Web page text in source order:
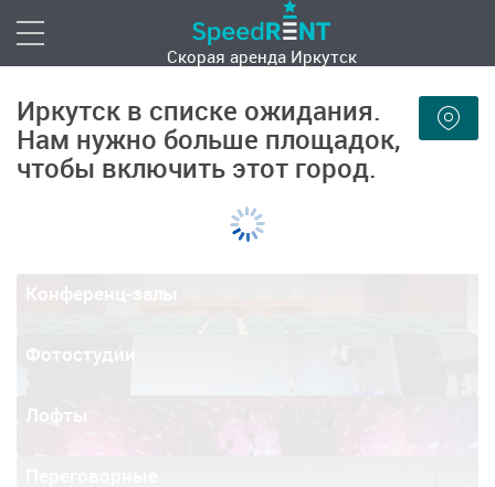
Скорая аренда Иркутск
Иркутск в списке ожидания.
Нам нужно больше площадок,
чтобы включить этот город.
Конференц-залы
Фотостудии
Лофты